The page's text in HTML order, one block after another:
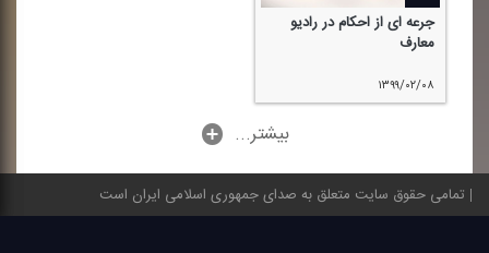
جرعه ای از احكام در رادیو
معارف
۱۳۹۹/۰۲/۰۸
...بیشتر
تمامی حقوق سایت متعلق به صدای جمهوری اسلامی ایران است